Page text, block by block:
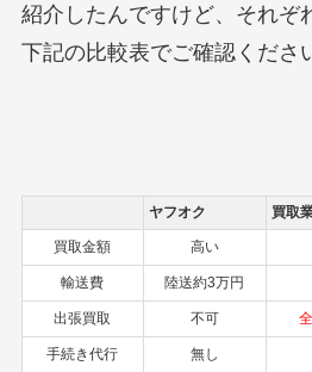
紹介したんですけど、それぞ
下記の比較表でご確認くださ
ヤフオク 買取
買取金額 高い
輸送費 陸送約3万円
出張買取 不可
手続き代行 無し